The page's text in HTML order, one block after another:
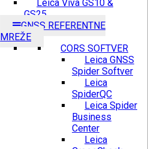
Leica Viva GS10 &
GS25
GNSS REFERENTNE
MREŽE
CORS SOFTVER
Leica GNSS
Spider Softver
Leica
SpiderQC
Leica Spider
Business
Center
Leica